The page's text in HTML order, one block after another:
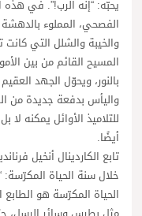
يحبّه: “إنه الرب!”. في هذه
الفصحي، المملوء
والخيبة والشلل التي
المسيح القائم من بين
بالنور، ويحوّل الجهد
واليأس بدفعة جديدة من
للتلاميذ الأوائل يمكنه
أيضًا.
تابع الكاردينال أنخيل
خلال سنة الحياة المكرّسة:
الحياة المكرّسة هو